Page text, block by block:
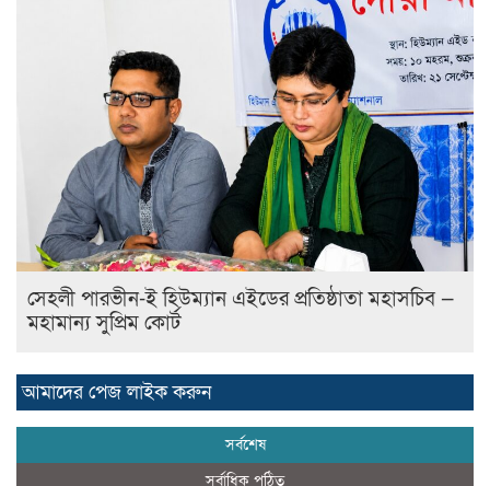
সেহলী পারভীন-ই হিউম্যান এইডের প্রতিষ্ঠাতা মহাসচিব —
মহামান্য সুপ্রিম কোর্ট
আমাদের পেজ লাইক করুন
সর্বশেষ
সর্বাধিক পঠিত